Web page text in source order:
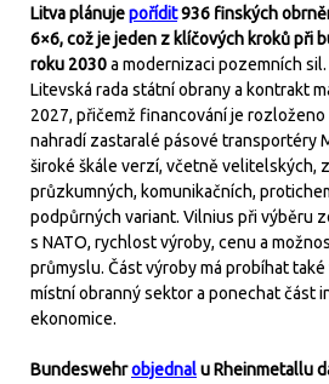
Litva plánujepořídit936 finských
6×6, což je jeden z klíčových kroků při
roku 2030a modernizaci pozemních
Litevská rada státní obrany a kontrakt
2027, přičemž financování je
nahradí zastaralé pásové transportéry
široké škále verzí, včetně velitelských,
průzkumných, komunikačních,
podpůrných variant. Vilnius při výběru
s NATO, rychlost výroby, cenu a
průmyslu. Část výroby má probíhat
místní obranný sektor a ponechat část
ekonomice.
Bundeswehrobjednalu Rheinmetallu